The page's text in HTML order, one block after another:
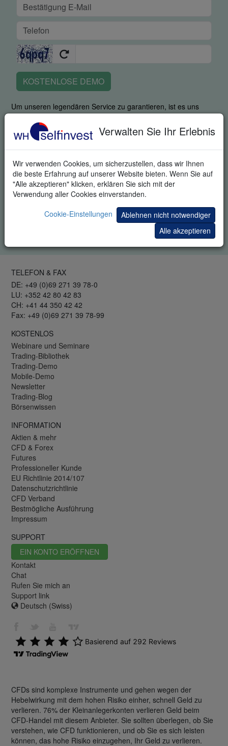
Verwalten Sie Ihr Erlebnis
Wir verwenden Cookies, um sicherzustellen, dass wir Ihnen
die beste Erfahrung auf unserer Website bieten. Wenn Sie auf
"Alle akzeptieren" klicken, erklären Sie sich mit der
Verwendung aller Cookies einverstanden.
Cookie-Einstellungen
Ablehnen nicht notwendiger
Alle akzeptieren
KOSTENLOSE DEMO
Um unseren legendären Service zu garantieren, ist es uns
wichtig zu erfahren, ob Sie in der Lage waren, die Plattform mit
all ihren Stärken zu nutzen. Durch Angabe Ihrer
Telefonnummer stimmen Sie zu, dass ein fachkundiger
Mitarbeiter Sie kontaktiert, um zu fragen, wie Sie mit der
behilflich zu sein. Durch die Anfrage dieses Produktes stimmen
Sie ausdrücklich zu, dass wir Ihnen zusätzliche Informationen
zum Trading und zu Einladungen zu Trading-Veranstaltungen
senden können. Sie können sich von diesen Informationen
Ihre Informationen werden vertraulich behandelt.
TELEFON & FAX
DE: +49 (0)69 271 39 78-0
LU: +352 42 80 42 83
CH: +41 44 350 42 42
Fax: +49 (0)69 271 39 78-99
KOSTENLOS
Webinare und Seminare
Trading-Bibliothek
Trading-Demo
Mobile-Demo
Newsletter
Trading-Blog
Börsenwissen
INFORMATION
Aktien & mehr
CFD & Forex
Futures
Professioneller Kunde
EU Richtlinie 2014/107
Datenschutzrichtlinie
CFD Verband
Bestmögliche Ausführung
Impressum
SUPPORT
EIN KONTO ERÖFFNEN
Kontakt
Chat
Rufen Sie mich an
Support link
Deutsch (Swiss)
CFDs sind komplexe Instrumente und gehen wegen der
Hebelwirkung mit dem hohen Risiko einher, schnell Geld zu
verlieren. 76% der Kleinanlegerkonten verlieren Geld beim
CFD-Handel mit diesem Anbieter. Sie sollten überlegen, ob Sie
verstehen, wie CFD funktionieren, und ob Sie es sich leisten
können, das hohe Risiko einzugehen, Ihr Geld zu verlieren.